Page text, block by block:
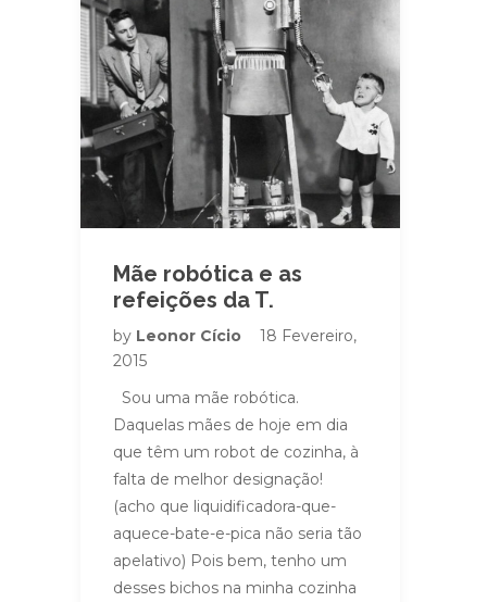
Mãe robótica e as
refeições da T.
by Leonor Cício
18 Fevereiro,
2015
Sou uma mãe robótica.
Daquelas mães de hoje em dia
que têm um robot de cozinha, à
falta de melhor designação!
(acho que liquidificadora-que-
aquece-bate-e-pica não seria tão
apelativo) Pois bem, tenho um
desses bichos na minha cozinha